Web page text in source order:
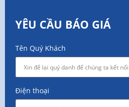
YÊU CẦU BÁO GIÁ
Tên Quý Khách
Điện thoại